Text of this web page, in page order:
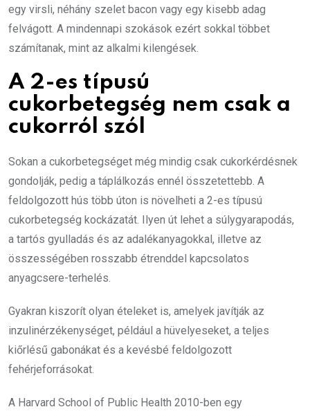
egy virsli, néhány szelet bacon vagy egy kisebb adag
felvágott. A mindennapi szokások ezért sokkal többet
számítanak, mint az alkalmi kilengések.
A 2-es típusú
cukorbetegség nem csak a
cukorról szól
Sokan a cukorbetegséget még mindig csak cukorkérdésnek
gondolják, pedig a táplálkozás ennél összetettebb. A
feldolgozott hús több úton is növelheti a 2-es típusú
cukorbetegség kockázatát. Ilyen út lehet a súlygyarapodás,
a tartós gyulladás és az adalékanyagokkal, illetve az
összességében rosszabb étrenddel kapcsolatos
anyagcsere-terhelés.
Gyakran kiszorít olyan ételeket is, amelyek javítják az
inzulinérzékenységet, például a hüvelyeseket, a teljes
kiőrlésű gabonákat és a kevésbé feldolgozott
fehérjeforrásokat.
A Harvard School of Public Health 2010-ben egy